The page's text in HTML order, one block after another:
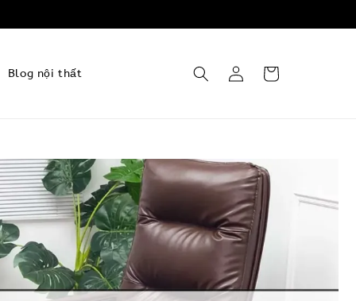
Blog nội thất